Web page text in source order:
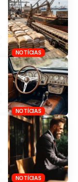
NOTÍCIAS
NOTÍCIAS
NOTÍCIAS